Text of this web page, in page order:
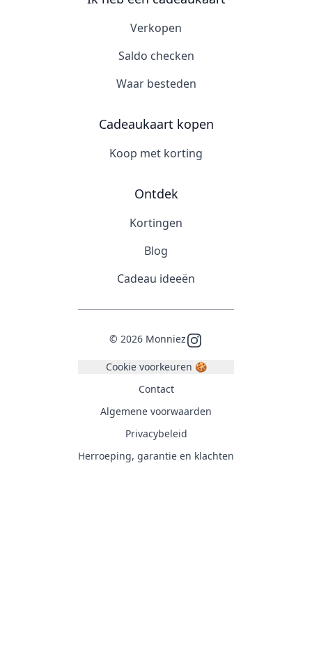
Verkopen
Saldo checken
Waar besteden
Cadeaukaart kopen
Koop met korting
Ontdek
Kortingen
Blog
Cadeau ideeën
© 2026 MonniezInstagram
Cookie voorkeuren 🍪
Contact
Algemene voorwaarden
Privacybeleid
Herroeping, garantie en klachten